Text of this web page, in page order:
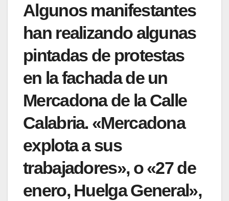
Algunos manifestantes
han realizando algunas
pintadas de protestas
en la fachada de un
Mercadona de la Calle
Calabria. «Mercadona
explota a sus
trabajadores», o «27 de
enero, Huelga General»,